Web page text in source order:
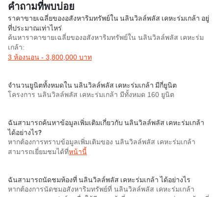
คำถามที่พบบ่อย
ราคาขายเฉลี่ยของอสังหาริมทรัพย์ใน นลินวิลล์พลัส เคหะร่มเกล้า อยู่
ที่ประมาณเท่าไหร่
ค้นหาราคาขายเฉลี่ยของอสังหาริมทรัพย์ใน นลินวิลล์พลัส เคหะร่ม
เกล้า:
3 ห้องนอน - 3,800,000 บาท
จำนวนยูนิตทั้งหมดใน นลินวิลล์พลัส เคหะร่มเกล้า มีกี่ยูนิต
โครงการ นลินวิลล์พลัส เคหะร่มเกล้า มีทั้งหมด 160 ยูนิต
ฉันสามารถค้นหาข้อมูลเพิ่มเติมเกี่ยวกับ นลินวิลล์พลัส เคหะร่มเกล้า
ได้อย่างไร?
หากต้องการทราบข้อมูลเพิ่มเติมของ นลินวิลล์พลัส เคหะร่มเกล้า
สามารถเยี่ยมชมได้ที่หน้านี้
ฉันสามารถนัดชมห้องที่ นลินวิลล์พลัส เคหะร่มเกล้า ได้อย่างไร
หากต้องการนัดชมอสังหาริมทรัพย์ที่ นลินวิลล์พลัส เคหะร่มเกล้า